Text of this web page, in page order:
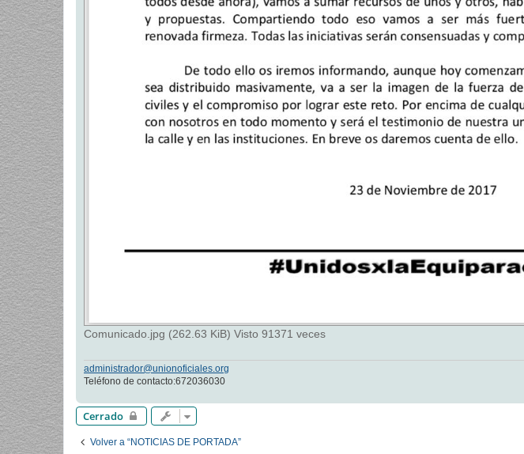
Comunicado.jpg (262.63 KiB) Visto 91371 veces
administrador@unionoficiales.org
Teléfono de contacto:672036030
Cerrado
Volver a “NOTICIAS DE PORTADA”